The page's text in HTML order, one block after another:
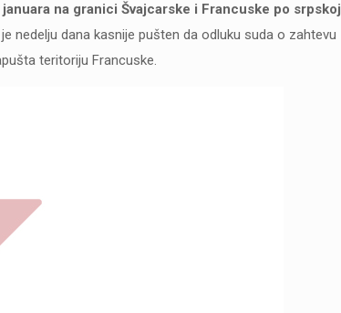
na granici Švajcarske i Francuske po srpskoj
nedelju dana kasnije pušten da odluku suda o zahtevu
teritoriju Francuske.